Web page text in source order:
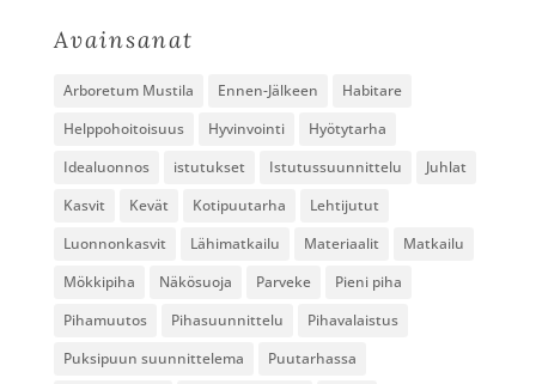
Avainsanat
Arboretum Mustila Ennen-Jälkeen
Habitare
Helppohoitoisuus
Hyvinvointi
Hyötytarha
Idealuonnos
istutukset Istutussuunnittelu
Juhlat
Kasvit
Kevät Kotipuutarha
Lehtijutut
Luonnonkasvit
Lähimatkailu Materiaalit
Matkailu
Mökkipiha
Näkösuoja Parveke
Pieni piha
Pihamuutos
Pihasuunnittelu
Pihavalaistus
Puksipuun suunnittelema
Puutarhassa